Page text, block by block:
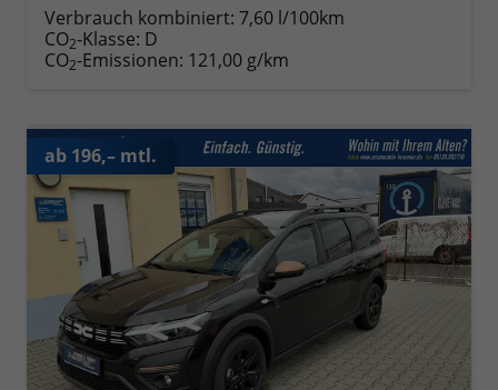
Verbrauch kombiniert: 7,60 l/100km
CO2-Klasse: D
CO2-Emissionen: 121,00 g/km
ab 196,– mtl.